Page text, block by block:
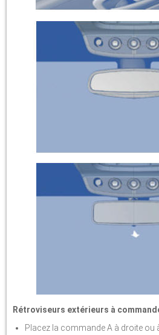
Rétroviseurs extérieurs à
Placez la commande A à droite ou